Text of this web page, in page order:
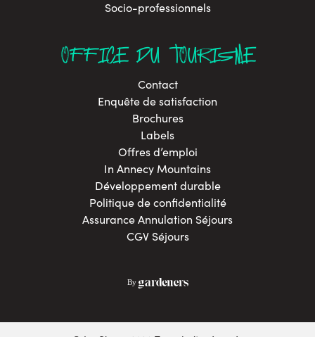
Socio-professionnels
OFFICE DU TOURISME
Contact
Enquête de satisfaction
Brochures
Labels
Offres d’emploi
In Annecy Mountains
Développement durable
Politique de confidentialité
Assurance Annulation Séjours
CGV Séjours